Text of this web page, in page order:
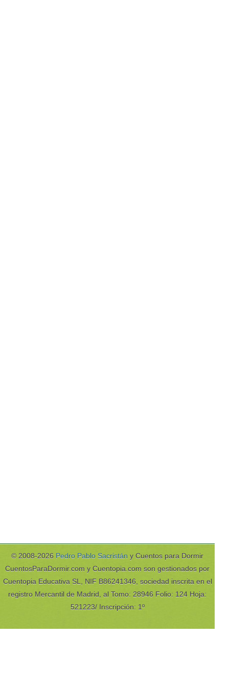
© 2008-2026 Pedro Pablo Sacristán y Cuentos para Dormir
CuentosParaDormir.com y Cuentopia.com son gestionados por
Cuentopia Educativa SL, NIF B86241346, sociedad inscrita en el
registro Mercantil de Madrid, al Tomo: 28946 Folio: 124 Hoja:
521223/ Inscripción: 1º